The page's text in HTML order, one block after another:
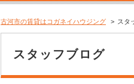
古河市の賃貸はコガネイハウジング スタ
スタッフブログ